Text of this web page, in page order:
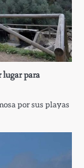
para
por sus playas